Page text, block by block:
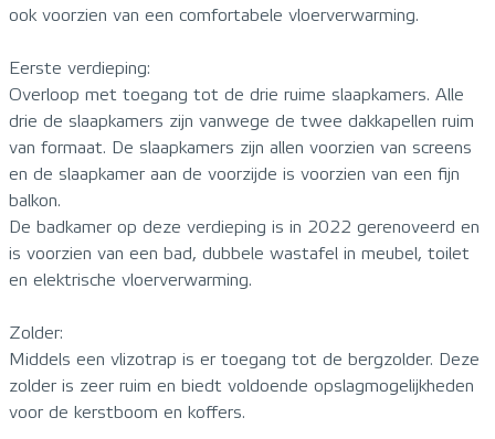
ook voorzien van een comfortabele vloerverwarming.
Eerste verdieping:
Overloop met toegang tot de drie ruime slaapkamers. Alle
drie de slaapkamers zijn vanwege de twee dakkapellen ruim
van formaat. De slaapkamers zijn allen voorzien van screens
en de slaapkamer aan de voorzijde is voorzien van een fijn
balkon.
De badkamer op deze verdieping is in 2022 gerenoveerd en
is voorzien van een bad, dubbele wastafel in meubel, toilet
en elektrische vloerverwarming.
Zolder:
Middels een vlizotrap is er toegang tot de bergzolder. Deze
zolder is zeer ruim en biedt voldoende opslagmogelijkheden
voor de kerstboom en koffers.